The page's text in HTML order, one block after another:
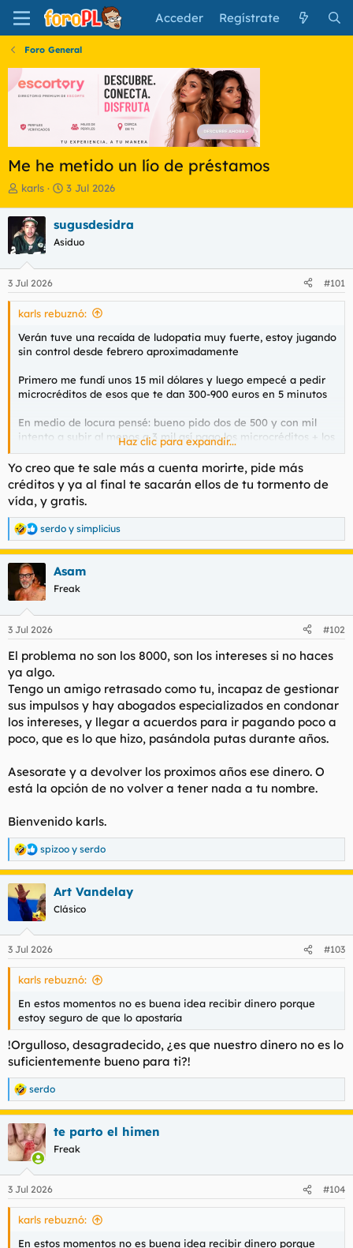
Acceder Regístrate
Foro General
Me he metido un lío de préstamos
I
i
c
i
a
d
o
r
d
l
t
m
a
karls
F
h
a
e
n
i
i
o
3 Jul 2026
sugusdesidra
Asiduo
3 Jul 2026 #101
karls rebuznó:
Verán tuve una recaída de ludopatia muy fuerte, estoy jugando
sin control desde febrero aproximadamente
Primero me fundí unos 15 mil dólares y luego empecé a pedir
microcréditos de esos que te dan 300-900 euros en 5 minutos
En medio de locura pensé: bueno pido dos de 500 y con mil
intento a subir al menos a 3 mil así pago los microcréditos + los
interéses y “recupero” algo de todo lo que perdí
Al principio tuve algo de suerte y funcionó
Pedía 600 ganaba 2000 pagaba los créditos y luego seguía
apostando, luego perdía volvía a pedir otro crédito y así estuve
todos estos meses llegué a pedir como 100 microcréditos
Hasta que ocurrió el desastre, un día jugando a la ruleta
intenté apostar al par 600 euros salió impar luego pedí otro
préstamo de 1200 los aposté al rojo y salió el 0 verde
y perdí todo
En ese punto se me fue la pinza totalmente empecé a pedir
más préstamos y más préstamos para pagar otros préstamos
La situación se me fue de las manos, actualmente debo unos 8
mil euros y no tengo un céntimo encima
Quisiera saber qué pasa si no puedes pagar los microcréditos?
situación?
Haz clic para expandir...
Yo creo que te sale más a cuenta morirte, pide más
créditos y ya al final te sacarán ellos de tu tormento de
vída, y gratis.
R
e
a
i
e
:
serdo y simplicius
Asam
Freak
3 Jul 2026 #102
El problema no son los 8000, son los intereses si no haces
ya algo.
Tengo un amigo retrasado como tu, incapaz de gestionar
sus impulsos y hay abogados especializados en condonar
los intereses, y llegar a acuerdos para ir pagando poco a
poco, que es lo que hizo, pasándola putas durante años.
Asesorate y a devolver los proximos años ese dinero. O
está la opción de no volver a tener nada a tu nombre.
Bienvenido karls.
R
e
a
c
c
e
s
spizoo y serdo
Art Vandelay
Clásico
3 Jul 2026 #103
karls rebuznó:
En estos momentos no es buena idea recibir dinero porque
estoy seguro de que lo apostaría
!Orgulloso, desagradecido, ¿es que nuestro dinero no es lo
suficientemente bueno para ti?!
R
e
a
c
c
i
e
s
serdo
te parto el himen
Freak
3 Jul 2026 #104
karls rebuznó:
En estos momentos no es buena idea recibir dinero porque